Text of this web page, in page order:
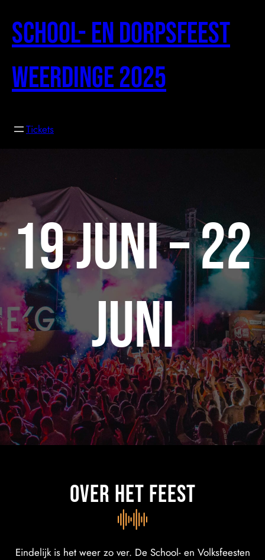
naarSchool- en Dorpsfeest
Weerdinge 2025
Tickets
19 juni – 22
juni
Over het feest
Eindelijk is het weer zo ver. De School- en Volksfeesten